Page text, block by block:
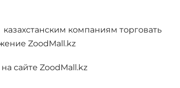
компаниям торговать
ZoodMall.kz
сайте ZoodMall.kz